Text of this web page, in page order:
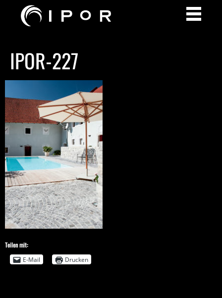
IPOR-227
Teilen mit:
E-Mail
Drucken